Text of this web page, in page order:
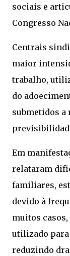
sociais e
Congresso
Centrais
maior
trabalho,
do
submetidos a
Em
relataram
familiares,
devido à
muitos casos,
utilizado
reduzindo